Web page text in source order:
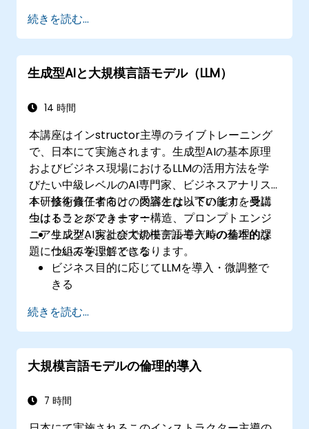
いったLLMを活用したアプリケーションを構
築できる。
大規模言語モデルを効率的に最適化・本番導
入するスキルが身につく。
続きを読む...
生成型AIと大規模言語モデル（LLM）
14 時間
本講座はインstructor主導のライブトレーニング
で、日本にて実施されます。生成型AIの基本原理
およびビジネス現場におけるLLMの活用方法を学
びたい中級レベルのAI専門家、ビジネスアナリス
ト、技術責任者向けの内容となっています。受講
生はトランスフォーマー構造、プロンプトエンジ
ニアリング、実社会でのモデル導入時の倫理的課
題について学ぶことになります。
本研修を修了すると、受講生は以下の能力を身に
つけることができます：
生成型AIおよび大規模言語モデルの基本的な
仕組みを理解できる
ビジネス目的に応じてLLMを導入・微調整で
きる
ニアリング技術を活用できる
LLM導入時の倫理的課題やリスク管理につい
て認識できる
続きを読む...
大規模言語モデルの倫理的導入
7 時間